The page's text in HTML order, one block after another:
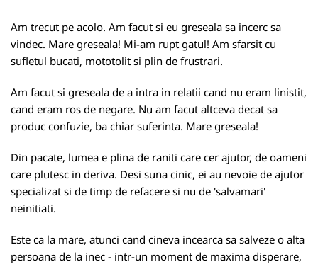
Am trecut pe acolo. Am facut si eu greseala sa incerc sa
vindec. Mare greseala! Mi-am rupt gatul! Am sfarsit cu
sufletul bucati, mototolit si plin de frustrari.
Am facut si greseala de a intra in relatii cand nu eram linistit,
cand eram ros de negare. Nu am facut altceva decat sa
produc confuzie, ba chiar suferinta. Mare greseala!
Din pacate, lumea e plina de raniti care cer ajutor, de oameni
care plutesc in deriva. Desi suna cinic, ei au nevoie de ajutor
specializat si de timp de refacere si nu de 'salvamari'
neinitiati.
Este ca la mare, atunci cand cineva incearca sa salveze o alta
persoana de la inec - intr-un moment de maxima disperare,